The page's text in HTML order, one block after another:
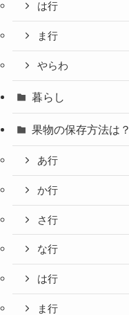
は行
ま行
やらわ
暮らし
果物の保存方法は？
あ行
か行
さ行
な行
は行
ま行